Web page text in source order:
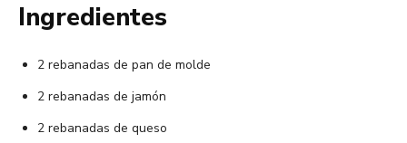
Ingredientes
2 rebanadas de pan de molde
2 rebanadas de jamón
2 rebanadas de queso